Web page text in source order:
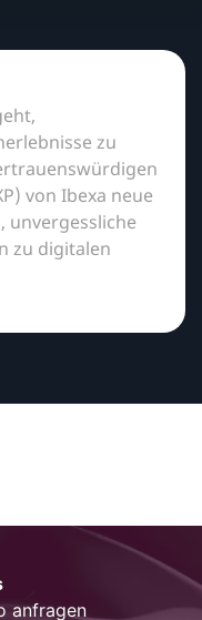
zu
von Ibexa neue
unvergessliche
zu digitalen